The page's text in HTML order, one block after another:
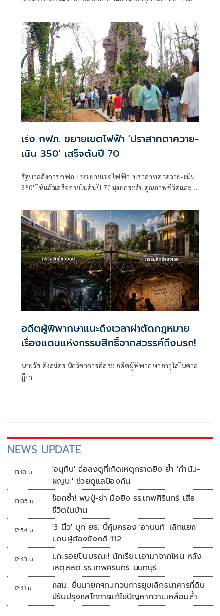
เร่ง กฟภ. ขยายเขตไฟฟ้า 'ปราสาทตาควาย-
เนิน 350' เสร็จต้นปี 70
รัฐบาลสั่งการ กฟภ. เร่งขยายเขตไฟฟ้า 'ปราสาทตาควาย-เนิน
350' ให้แล้วเสร็จภายในต้นปี 70 มุ่งยกระดับคุณภาพชีวิตและ
อดีตผู้พิพากษาแนะถึงเวลาผ่าตัดกฎหมาย
เรื่องแดนแห่งกรรมสิทธิ์จากสวรรค์ถึงนรก!
นายวัส ติงสมิตร นักวิชาการอิสระ อดีตผู้พิพากษาอาวุโสในศาล
ฎีกา
NEWS UPDATE
13:10 น.
'อนุทิน' จ่อลงดูที่เกิดเหตุกราดยิง ย้ำ 'กำนัน-
ผญบ.' ช่วยดูแลป้องกัน
13:05 น.
ช็อกซ้ำ! พบปู่-ย่า มือยิง รร.เทพศิรินทร์ เสีย
ชีวิตในบ้าน
12:54 น.
'3 นิ้ว' บุก ยธ. บี้คุ้มครอง 'อานนท์' เลิกแยก
แดนผู้ต้องขังคดี 112
12:43 น.
แกะรอยปืนมรณะ! นักเรียนเอามาจากไหน หลัง
เหตุสลด รร.เทพศิรินทร์ นนทบุรี
12:41 น.
กสม. ยื่นนายกฯทบทวนการยุบเลิกธนาคารที่ดิน
ปรับปรุงกลไกการแก้ไขปัญหาความเหลื่อมล้ำ